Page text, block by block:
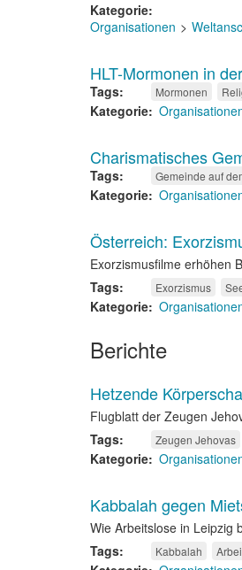
Kategorie
Organisationen
HLT-Mormonen in
Tags Mormonen
Kategorie
Charismatisches
Tags Gemeinde auf
Kategorie
Österreich:
Exorzismusfilme erhöhen
Tags
Exorzismus
Kategorie
Berichte
Hetzende
Flugblatt der Zeugen
Tags
Zeugen Jehovas
Kategorie
Kabbalah gegen
Wie Arbeitslose in Leipzig
Tags
Kabbalah